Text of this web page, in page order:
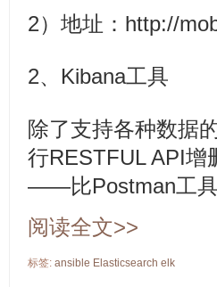
2）地址：http://
2、Kibana工具
除了支持各种数据
行RESTFUL API增
——比Postman工
阅读全文>>
标签: ansible Elasticsearch elk